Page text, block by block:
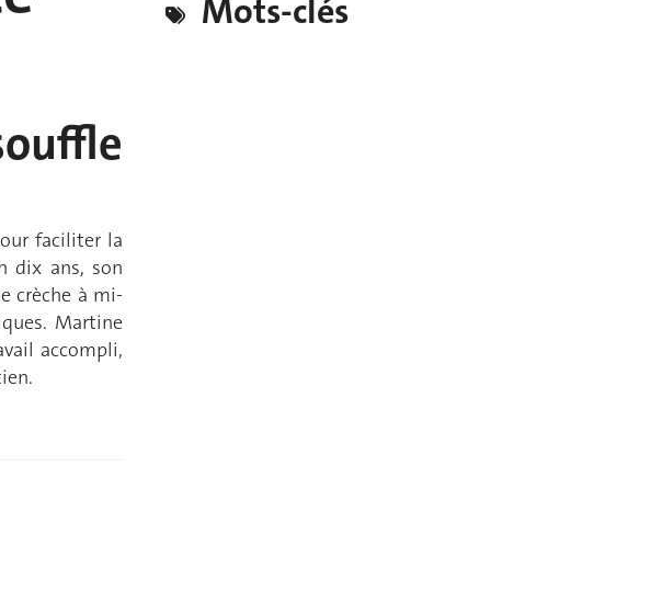
faciliter la
dix ans, son
crèche à mi-
Martine
accompli,
Mots-clés